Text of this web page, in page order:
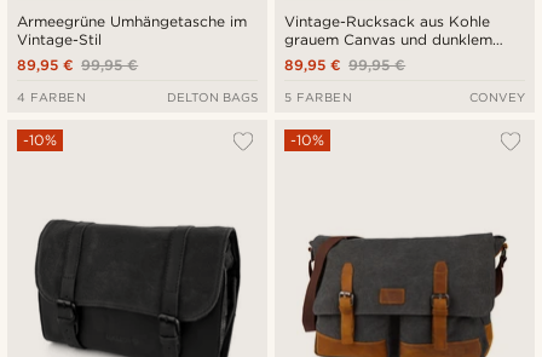
Armeegrüne Umhängetasche im
Vintage-Stil
99,95 €
89,95 €
4 FARBEN DELTON BAGS
Vintage-Rucksack aus Kohle
grauem Canvas und dunklem
Leder
99,95 €
89,95 €
5 FARBEN CONVEY
-10% -10%